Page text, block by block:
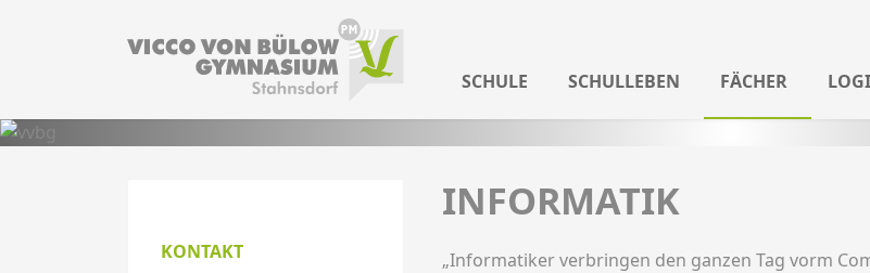
SCHULE SCHULLEBEN FÄCHER
KONTAKT
INFORMATIK
„Informatiker verbringen den ganzen Tag vorm